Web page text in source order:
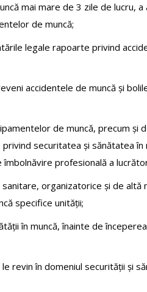
mai mare de 3 zile de lucru,
de muncă;
legale rapoarte privind
accidentele de muncă și
de muncă, precum și
securitatea și sănătatea în
profesională a
organizatorice și de altă
specifice unității;
în muncă, înainte de
revin în domeniul securității și